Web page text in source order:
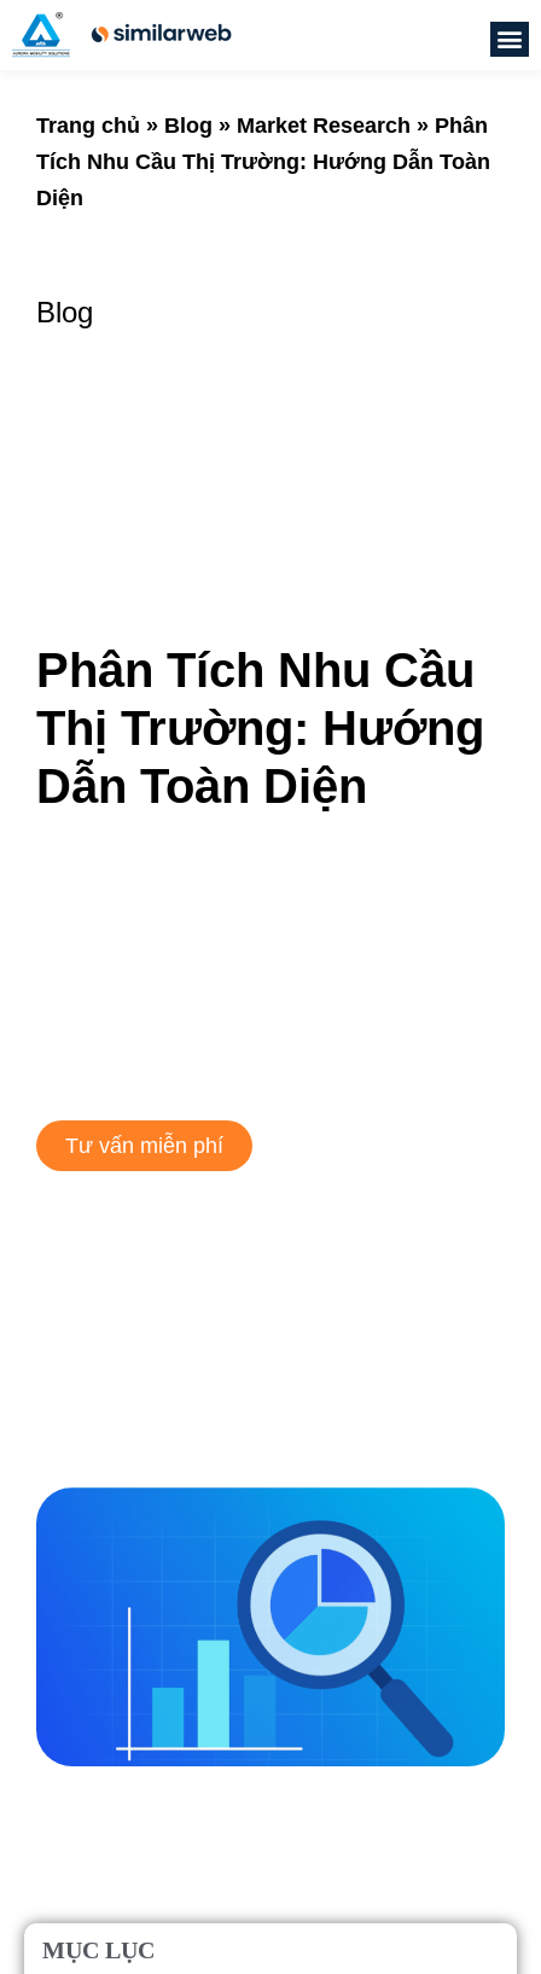
Trang chủ » Blog » Market Research » Phân
Tích Nhu Cầu Thị Trường: Hướng Dẫn Toàn
Diện
Blog
Phân Tích Nhu Cầu
Thị Trường: Hướng
Dẫn Toàn Diện
Tư vấn miễn phí
MỤC LỤC